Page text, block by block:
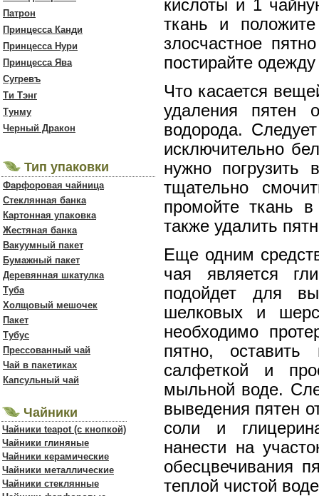
Патрон
Принцесса Канди
Принцесса Нури
Принцесса Ява
Сугревъ
Ти Тэнг
Тунму
Черный Дракон
Тип упаковки
Фарфоровая чайница
Стеклянная банка
Картонная упаковка
Жестяная банка
Вакуумный пакет
Бумажный пакет
Деревянная шкатулка
Туба
Холщовый мешочек
Пакет
Тубус
Прессованный чай
Чай в пакетиках
Капсульный чай
Чайники
Чайники teapot (с кнопкой)
Чайники глиняные
Чайники керамические
Чайники металлические
Чайники стеклянные
кислоты и 1
ткань и
злосчастное
постирайте
Что касается
удаления пятен
водорода.
исключительно
нужно погрузить
тщательно
промойте ткань
также удалить
Еще одним
чая является
подойдет для
шелковых и
необходимо
пятно,
салфеткой и
мыльной воде.
выведения пятен
соли и
нанести на
обесцвечивания
теплой чистой